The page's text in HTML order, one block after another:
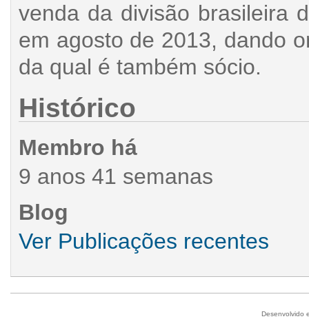
venda da divisão brasileira
em agosto de 2013, dando
da qual é também sócio.
Histórico
Membro há
9 anos 41 semanas
Blog
Ver Publicações recentes
Desenvolvido